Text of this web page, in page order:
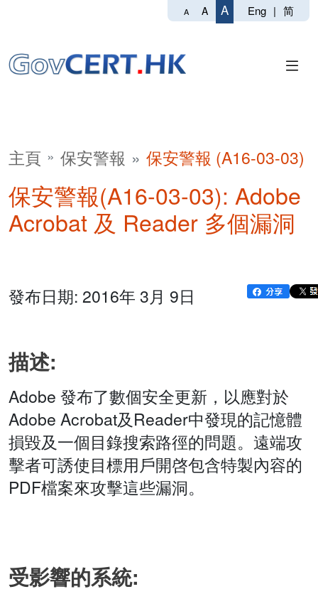
A A A Eng | 简
主頁 保安警報 保安警報 (A16-03-03)
保安警報(A16-03-03): Adobe
Acrobat 及 Reader 多個漏洞
發布日期: 2016年 3月 9日
描述:
Adobe 發布了數個安全更新，以應對於
Adobe Acrobat及Reader中發現的記憶體
損毀及一個目錄搜索路徑的問題。遠端攻
擊者可誘使目標用戶開啓包含特製內容的
PDF檔案來攻擊這些漏洞。
受影響的系統: